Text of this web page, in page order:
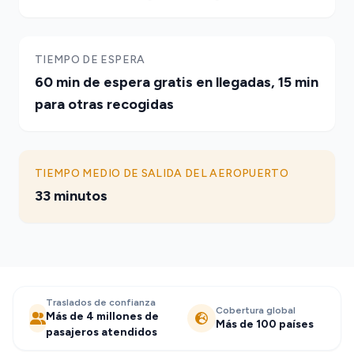
TIEMPO DE ESPERA
60 min de espera gratis en llegadas, 15 min
para otras recogidas
TIEMPO MEDIO DE SALIDA DEL AEROPUERTO
33 minutos
Traslados de confianza
Más de 4 millones de
pasajeros atendidos
Cobertura global
Más de 100 países